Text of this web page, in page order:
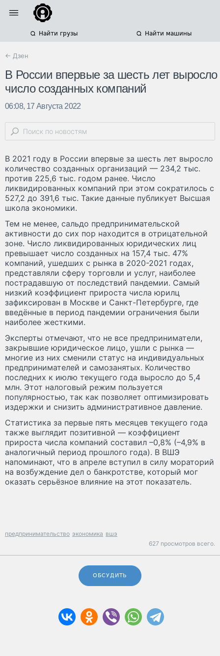
Найти грузы Найти машины
← Дзен
В России впервые за шесть лет выросло
число созданных компаний
06:08, 17 Августа 2022
В 2021 году в России впервые за шесть лет выросло
количество созданных организаций — 234,2 тыс.
против 225,6 тыс. годом ранее. Число
ликвидированных компаний при этом сократилось с
527,2 до 391,6 тыс. Такие данные публикует Высшая
школа экономики.
Тем не менее, сальдо предпринимательской
активности до сих пор находится в отрицательной
зоне. Число ликвидированных юридических лиц
превышает число созданных на 157,4 тыс. 47%
компаний, ушедших с рынка в 2020-2021 годах,
представляли сферу торговли и услуг, наиболее
пострадавшую от последствий пандемии. Самый
низкий коэффициент прироста числа юрилц
зафиксирован в Москве и Санкт-Петербурге, где
введённые в период пандемии ограничения были
наиболее жесткими.
Эксперты отмечают, что не все предприниматели,
закрывшие юридическое лицо, ушли с рынка —
многие из них сменили статус на индивидуальных
предпринимателей и самозанятых. Количество
последних к июлю текущего года выросло до 5,4
млн. Этот налоговый режим пользуется
популярностью, так как позволяет оптимизировать
издержки и снизить административное давление.
Статистика за первые пять месяцев текущего года
также выглядит позитивной — коэффициент
прироста числа компаний составил –0,8% (–4,9% в
аналогичный период прошлого года). В ВШЭ
напоминают, что в апреле вступил в силу мораторий
на возбуждение дел о банкротстве, который мог
оказать серьёзное влияние на этот показатель.
предпринимательство экономика вшэ
627 просмотров всего.
ОБСУДИТЬ